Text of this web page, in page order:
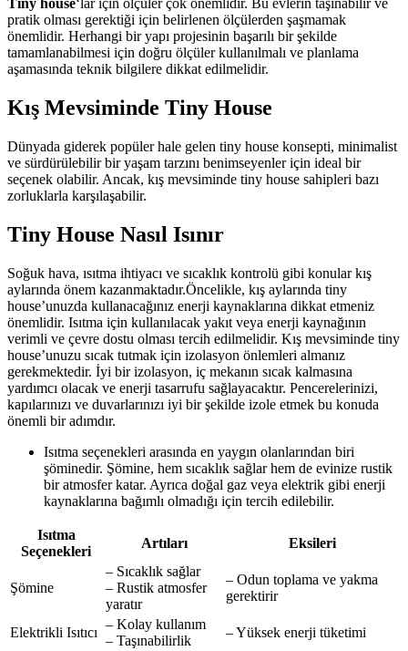
Tiny house‘lar için ölçüler çok önemlidir. Bu evlerin taşınabilir ve
pratik olması gerektiği için belirlenen ölçülerden şaşmamak
önemlidir. Herhangi bir yapı projesinin başarılı bir şekilde
tamamlanabilmesi için doğru ölçüler kullanılmalı ve planlama
aşamasında teknik bilgilere dikkat edilmelidir.
Kış Mevsiminde Tiny House
Dünyada giderek popüler hale gelen tiny house konsepti, minimalist
ve sürdürülebilir bir yaşam tarzını benimseyenler için ideal bir
seçenek olabilir. Ancak, kış mevsiminde tiny house sahipleri bazı
zorluklarla karşılaşabilir.
Tiny House Nasıl Isınır
Soğuk hava, ısıtma ihtiyacı ve sıcaklık kontrolü gibi konular kış
aylarında önem kazanmaktadır.Öncelikle, kış aylarında tiny
house’unuzda kullanacağınız enerji kaynaklarına dikkat etmeniz
önemlidir. Isıtma için kullanılacak yakıt veya enerji kaynağının
verimli ve çevre dostu olması tercih edilmelidir. Kış mevsiminde tiny
house’unuzu sıcak tutmak için izolasyon önlemleri almanız
gerekmektedir. İyi bir izolasyon, iç mekanın sıcak kalmasına
yardımcı olacak ve enerji tasarrufu sağlayacaktır. Pencerelerinizi,
kapılarınızı ve duvarlarınızı iyi bir şekilde izole etmek bu konuda
önemli bir adımdır.
Isıtma seçenekleri arasında en yaygın olanlarından biri
şöminedir. Şömine, hem sıcaklık sağlar hem de evinize rustik
bir atmosfer katar. Ayrıca doğal gaz veya elektrik gibi enerji
kaynaklarına bağımlı olmadığı için tercih edilebilir.
Isıtma
Seçenekleri
Artıları Eksileri
Şömine
– Sıcaklık sağlar
– Rustik atmosfer
yaratır
– Odun toplama ve yakma
gerektirir
Elektrikli Isıtıcı
– Kolay kullanım
– Taşınabilirlik
– Yüksek enerji tüketimi